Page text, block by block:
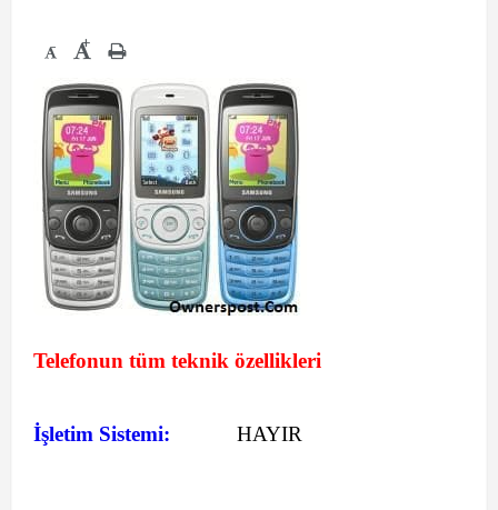
- +
Telefonun tüm teknik özellikleri
İşletim Sistemi: HAYIR